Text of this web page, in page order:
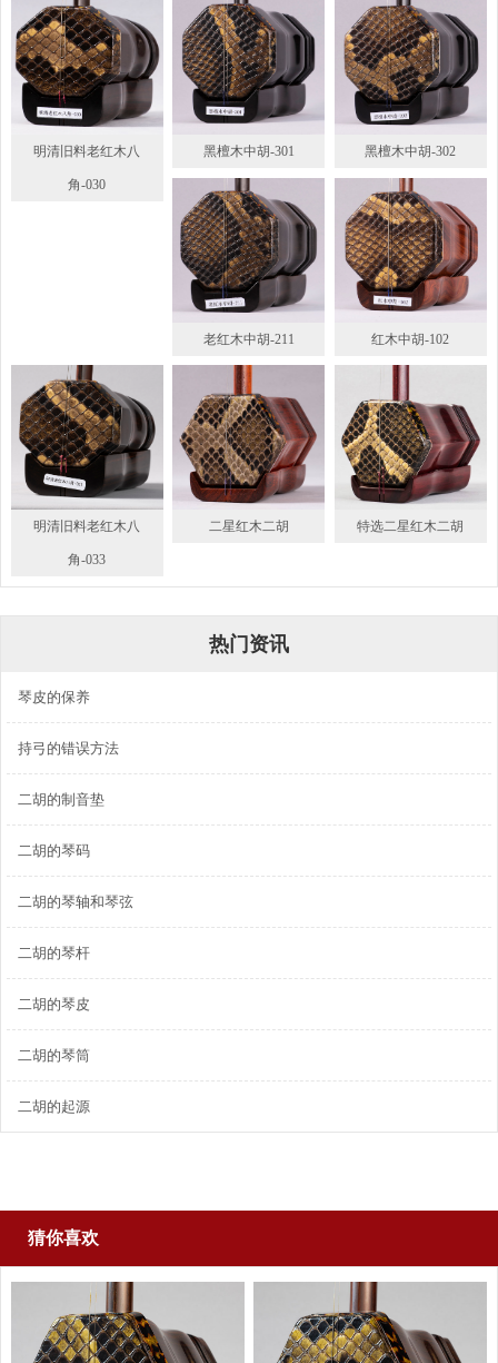
明清旧料老红木八
角-030
黑檀木中胡-301 黑檀木中胡-302
老红木中胡-211 红木中胡-102
明清旧料老红木八
角-033
二星红木二胡 特选二星红木二胡
热门资讯
琴皮的保养
持弓的错误方法
二胡的制音垫
二胡的琴码
二胡的琴轴和琴弦
二胡的琴杆
二胡的琴皮
二胡的琴筒
二胡的起源
猜你喜欢